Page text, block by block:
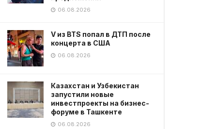
06.08.2026
V из BTS попал в ДТП после
концерта в США
06.08.2026
Казахстан и Узбекистан
запустили новые
инвестпроекты на бизнес-
форуме в Ташкенте
06.08.2026